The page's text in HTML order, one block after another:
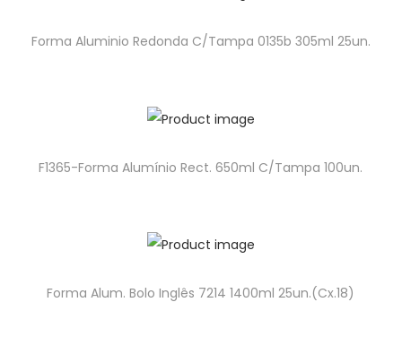
Forma Aluminio Redonda C/Tampa 0135b 305ml 25un.
F1365-Forma Alumínio Rect. 650ml C/Tampa 100un.
Forma Alum. Bolo Inglês 7214 1400ml 25un.(Cx.18)